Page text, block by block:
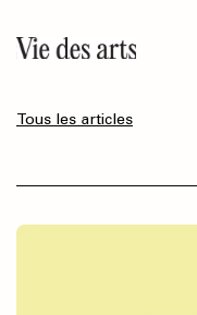
au
contenu
Tous les articles